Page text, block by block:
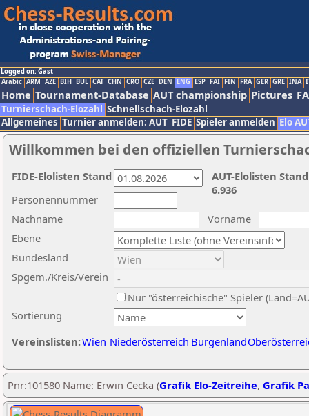
Logged on: Gast
Arabic ARM AZE BIH BUL CAT CHN CRO CZE DEN ENG ESP FAI FIN FRA GER GRE INA
Home Tournament-Database AUT championship Pictures
Turnierschach-Elozahl Schnellschach-Elozahl
Allgemeines Turnier anmelden: AUT FIDE Spieler anmelden Elo
Willkommen bei den offiziellen
Nachname
Vorname
Ebene
Sortierung
Personennummer
Bundesland
Spgem./Kreis/Verein
Nur "österreichische" Spieler
Vereinslisten:Wien Niederösterreich Burgenland
AUT-Elolisten
6.936
FIDE-Elolisten Stand
Pnr:101580 Name: Erwin Cecka (Grafik Elo-Zeitreihe, Grafik